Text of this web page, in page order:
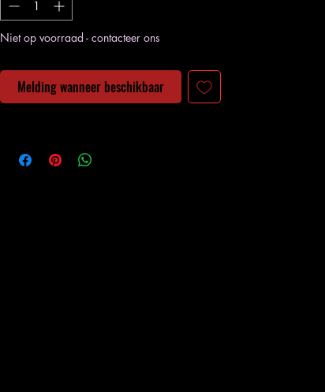
Niet op voorraad - contacteer ons
Melding wanneer beschikbaar